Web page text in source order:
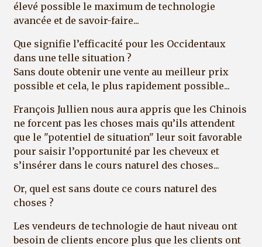
élevé possible le maximum de technologie
avancée et de savoir-faire...
Que signifie l’efficacité pour les Occidentaux
dans une telle situation ?
Sans doute obtenir une vente au meilleur prix
possible et cela, le plus rapidement possible...
François Jullien nous aura appris que les Chinois
ne forcent pas les choses mais qu’ils attendent
que le "potentiel de situation" leur soit favorable
pour saisir l’opportunité par les cheveux et
s’insérer dans le cours naturel des choses...
Or, quel est sans doute ce cours naturel des
choses ?
Les vendeurs de technologie de haut niveau ont
besoin de clients encore plus que les clients ont